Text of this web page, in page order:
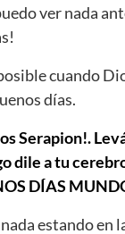
ver nada
cuando
días.
Serapion!.
dile a tu
DÍAS
estando en